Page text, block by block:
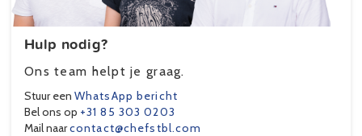
Hulp nodig?
Ons team helpt je graag.
Stuur een WhatsApp bericht
Bel ons op +31 85 303 0203
Mail naarcontact@chefstbl.com